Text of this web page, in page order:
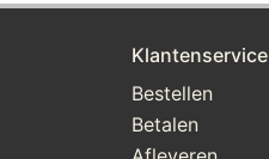
Klantenservice
Bestellen
Betalen